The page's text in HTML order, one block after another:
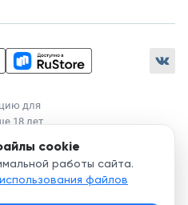
cookie
работы сайта.
файлов
для
18 лет